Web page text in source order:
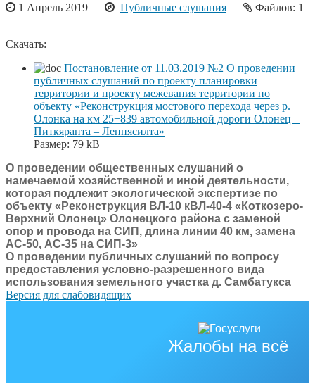
1 Апрель 2019 Публичные слушания Файлов: 1
Скачать:
Постановление от 11.03.2019 №2 О проведении
публичных слушаний по проекту планировки
территории и проекту межевания территории по
объекту «Реконструкция мостового перехода через р.
Олонка на км 25+839 автомобильной дороги Олонец –
Питкяранта – Леппясилта»
Размер: 79 kB
О проведении общественных слушаний о
намечаемой хозяйственной и иной деятельности,
которая подлежит экологической экспертизе по
объекту «Реконструкция ВЛ-10 кВЛ-40-4 «Коткозеро-
Верхний Олонец» Олонецкого района с заменой
опор и провода на СИП, длина линии 40 км, замена
АС-50, АС-35 на СИП-3»
О проведении публичных слушаний по вопросу
предоставления условно-разрешенного вида
использования земельного участка д. Самбатукса
Версия для слабовидящих
Жалобы на всё